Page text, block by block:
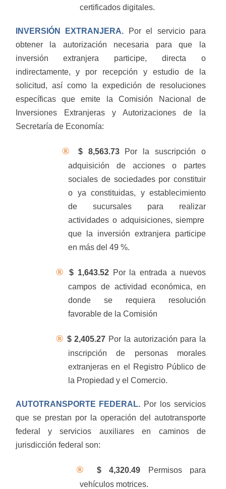
certificados digitales.
INVERSIÓN EXTRANJERA.
Por el servicio para
obtener la autorización necesaria para que la
inversión extranjera participe, directa o
indirectamente, y por recepción y estudio de la
solicitud, así como la expedición de resoluciones
específicas que emite la Comisión Nacional de
Inversiones Extranjeras y Autorizaciones de la
Secretaría de Economía:
® $ 8,563.73 Por la suscripción o
adquisición de acciones o partes
sociales de sociedades por constituir
o ya constituidas, y establecimiento
de sucursales para realizar
actividades o adquisiciones, siempre
que la inversión extranjera participe
en más del 49 %.
® $ 1,643.52Por la entrada a nuevos
campos de actividad económica, en
donde se requiera resolución
favorable de la Comisión
® $ 2,405.27 Por la autorización para la
inscripción de personas morales
extranjeras en el Registro Público de
la Propiedad y el Comercio.
AUTOTRANSPORTE FEDERAL. Por los servicios
que se prestan por la operación del autotransporte
federal y servicios auxiliares en caminos de
jurisdicción federal son:
® $ 4,320.49
Permisos para
vehículos motrices.